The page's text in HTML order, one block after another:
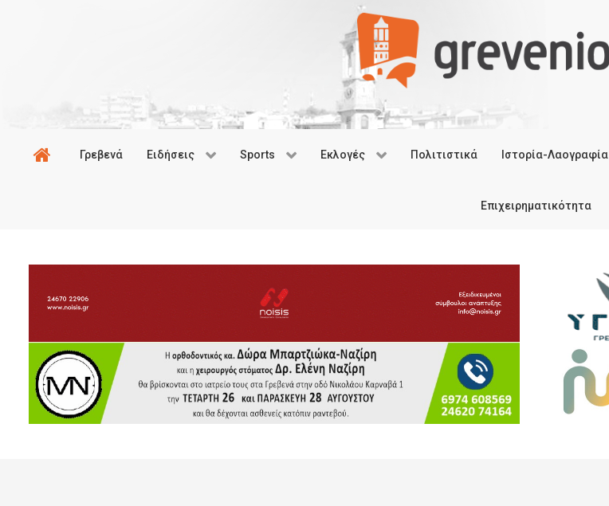
Γρεβενά Ειδήσεις Sports Εκλογές Πολιτιστικά Ιστορία-Λαογραφία
Επιχειρηματικότητα